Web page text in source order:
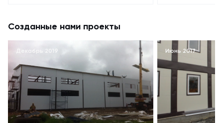
Созданные нами проекты
Декабрь 2019 Июнь 2017